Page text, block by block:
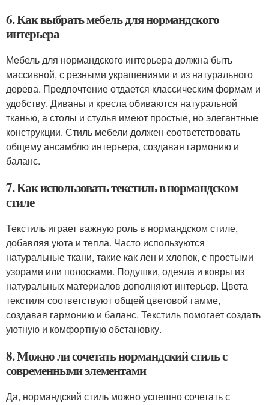
6. Как выбрать мебель для нормандского
интерьера
Мебель для нормандского интерьера должна быть
массивной, с резными украшениями и из натурального
дерева. Предпочтение отдается классическим формам и
удобству. Диваны и кресла обиваются натуральной
тканью, а столы и стулья имеют простые, но элегантные
конструкции. Стиль мебели должен соответствовать
общему ансамблю интерьера, создавая гармонию и
баланс.
7. Как использовать текстиль в нормандском
стиле
Текстиль играет важную роль в нормандском стиле,
добавляя уюта и тепла. Часто используются
натуральные ткани, такие как лен и хлопок, с простыми
узорами или полосками. Подушки, одеяла и ковры из
натуральных материалов дополняют интерьер. Цвета
текстиля соответствуют общей цветовой гамме,
создавая гармонию и баланс. Текстиль помогает создать
уютную и комфортную обстановку.
8. Можно ли сочетать нормандский стиль с
современными элементами
Да, нормандский стиль можно успешно сочетать с